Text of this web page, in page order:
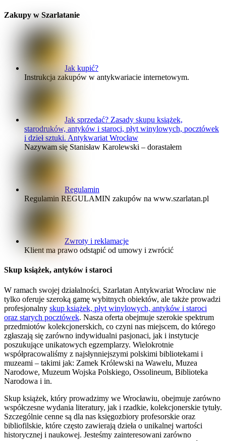
Zakupy w Szarlatanie
Jak kupić?
Instrukcja zakupów w antykwariacie internetowym.
Jak sprzedać? Zasady skupu książek,
starodruków, antyków i staroci, płyt winylowych, pocztówek
i dzieł sztuki. Antykwariat Wrocław
Nazywam się Stanisław Karolewski – dorastałem
Regulamin
Regulamin REGULAMIN zakupów na www.szarlatan.pl
Zwroty i reklamacje
Klient ma prawo odstąpić od umowy i zwrócić
Skup książek, antyków i staroci
W ramach swojej działalności, Szarlatan Antykwariat Wrocław nie
tylko oferuje szeroką gamę wybitnych obiektów, ale także prowadzi
profesjonalny skup książek, płyt winylowych, antyków i staroci
oraz starych pocztówek. Nasza oferta obejmuje szerokie spektrum
przedmiotów kolekcjonerskich, co czyni nas miejscem, do którego
zgłaszają się zarówno indywidualni pasjonaci, jak i instytucje
poszukujące unikatowych egzemplarzy. Wielokrotnie
współpracowaliśmy z najsłynniejszymi polskimi bibliotekami i
muzeami – takimi jak: Zamek Królewski na Wawelu, Muzea
Narodowe, Muzeum Wojska Polskiego, Ossolineum, Biblioteka
Narodowa i in.
Skup książek, który prowadzimy we Wrocławiu, obejmuje zarówno
współczesne wydania literatury, jak i rzadkie, kolekcjonerskie tytuły.
Szczególnie cenne są dla nas księgozbiory profesorskie oraz
bibliofilskie, które często zawierają dzieła o unikalnej wartości
historycznej i naukowej. Jesteśmy zainteresowani zarówno